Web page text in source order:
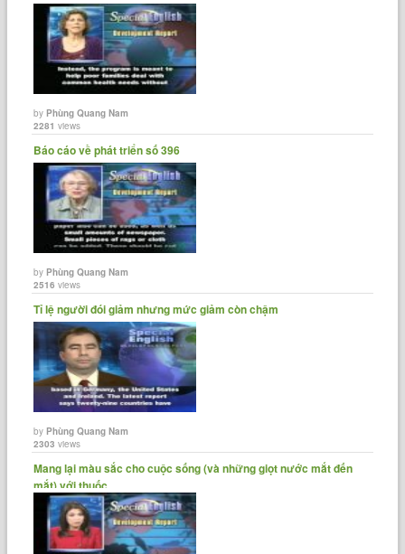
byPhùng Quang Nam
2281 views
Báo cáo về phát triển số 396
byPhùng Quang Nam
2516 views
Tỉ lệ người đói giảm nhưng mức giảm còn chậm
byPhùng Quang Nam
2303 views
Mang lại màu sắc cho cuộc sống (và những giọt nước mắt đến
mắt) với thuốc......